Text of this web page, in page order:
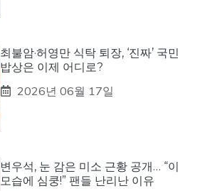
최불암·허영만 식탁 퇴장, ‘진짜’ 국민
밥상은 이제 어디로?
2026년 06월 17일
변우석, 눈 감은 미소 근황 공개… “이
모습에 심쿵!” 팬들 난리난 이유